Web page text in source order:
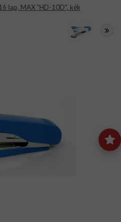
lap, MAX "HD-10D", kék